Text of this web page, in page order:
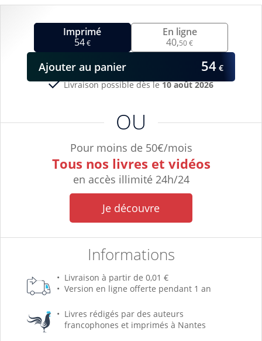
Imprimé
54€
OU
Pour moins de 50€/mois
Tous nos livres et vidéos
en accès illimité 24h/24
Je découvre
Informations
Livraison possible dès le10 août 2026
Livraison à partir de 0,01 €
Version en ligne offerte pendant 1 an
Livres rédigés par des auteurs
francophones et imprimés à Nantes
En ligne
40,50 €
Ajouter au panier 54 €